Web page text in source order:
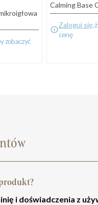
zobaczyć
Calming Base
Zaloguj się,
cenę
i doświadczenia z